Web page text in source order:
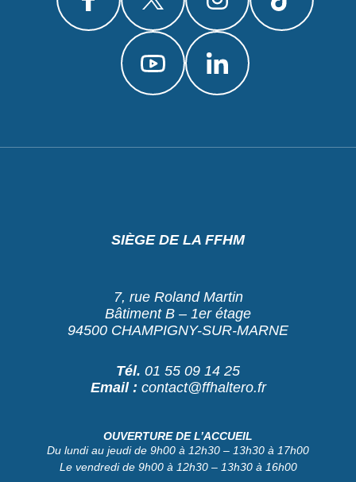
SIÈGE DE LA FFHM
7, rue Roland Martin
Bâtiment B – 1er étage
94500 CHAMPIGNY-SUR-MARNE
Tél. 01 55 09 14 25
Email : contact@ffhaltero.fr
OUVERTURE DE L’ACCUEIL
Du lundi au jeudi de 9h00 à 12h30 – 13h30 à 17h00
Le vendredi de 9h00 à 12h30 – 13h30 à 16h00